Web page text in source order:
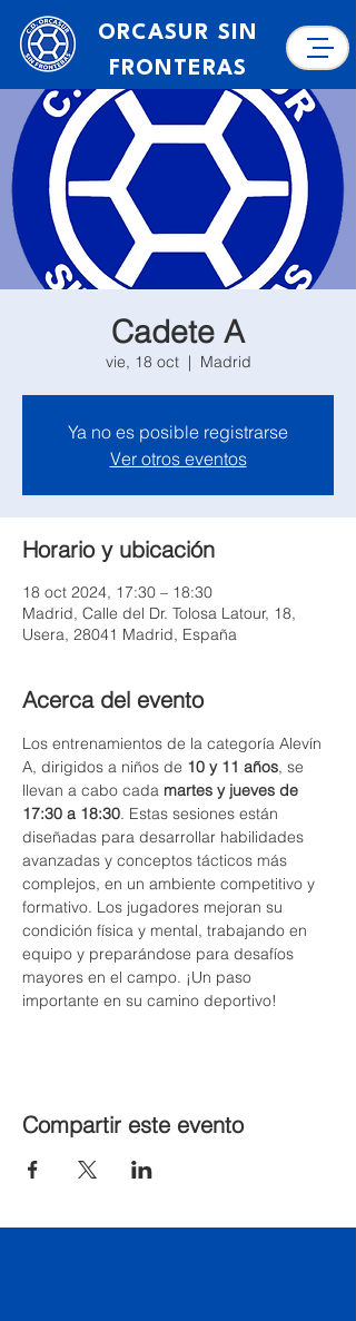
ORCASUR SIN
FRONTERAS
Cadete A
vie, 18 oct
  |
Madrid
Ya no es posible registrarse
Ver otros eventos
Horario y ubicación
18 oct 2024, 17:30 – 18:30
Madrid, Calle del Dr. Tolosa Latour, 18,
Usera, 28041 Madrid, España
Acerca del evento
Los entrenamientos de la categoría Alevín
A, dirigidos a niños de 10 y 11 años, se
llevan a cabo cada martes y jueves de
17:30 a 18:30. Estas sesiones están
diseñadas para desarrollar habilidades
avanzadas y conceptos tácticos más
complejos, en un ambiente competitivo y
formativo. Los jugadores mejoran su
condición física y mental, trabajando en
equipo y preparándose para desafíos
mayores en el campo. ¡Un paso
importante en su camino deportivo!
Compartir este evento